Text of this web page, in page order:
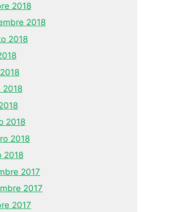
2018
2018
2018
2018
2018
2018
2018
2017
2017
2017